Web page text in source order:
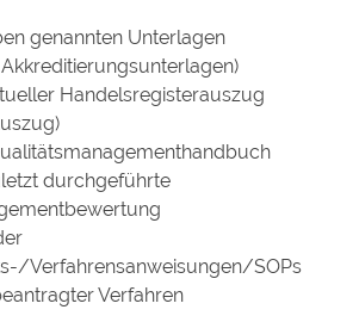
genannten Unterlagen
Handelsregisterauszug
durchgeführte
Verfahrensanweisungen/SOPs
Verfahren